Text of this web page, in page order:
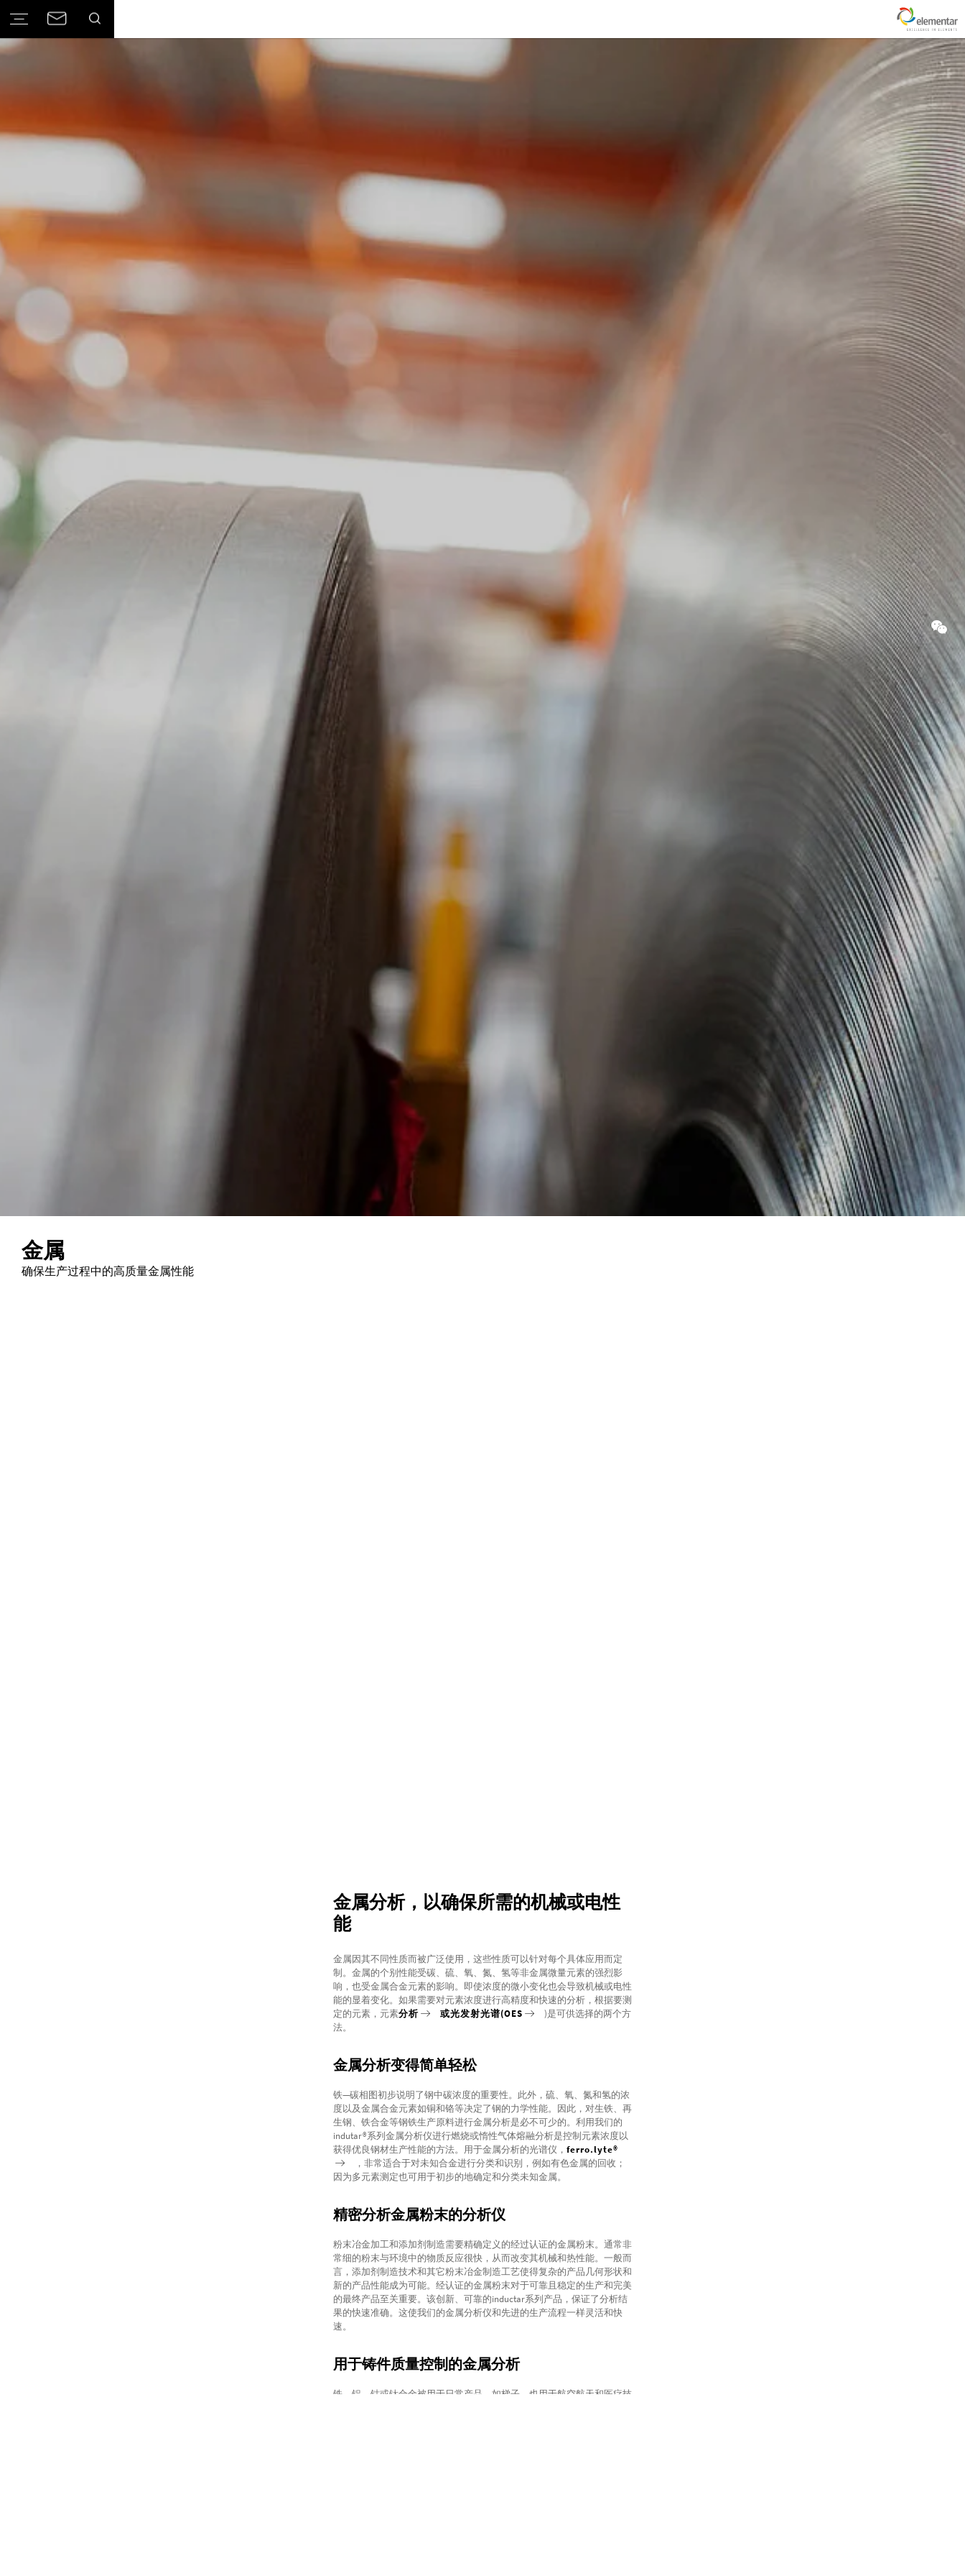
金属
确保生产过程中的高质量金属性能
金属分析，以确保所需的机械或电性
能
金属因其不同性质而被广泛使用，这些性质可以针对每个具体应用而定
制。金属的个别性能受碳、硫、氧、氮、氢等非金属微量元素的强烈影
响，也受金属合金元素的影响。即使浓度的微小变化也会导致机械或电性
能的显着变化。如果需要对元素浓度进行高精度和快速的分析，根据要测
定的元素，元素分析 或光发射光谱(OES
)是可供选择的两个方
法。
金属分析变得简单轻松
铁—碳相图初步说明了钢中碳浓度的重要性。此外，硫、氧、氮和氢的浓
度以及金属合金元素如铜和铬等决定了钢的力学性能。因此，对生铁、再
生钢、铁合金等钢铁生产原料进行金属分析是必不可少的。利用我们的
indutar®系列金属分析仪进行燃烧或惰性气体熔融分析是控制元素浓度以
获得优良钢材生产性能的方法。用于金属分析的光谱仪， ferro.lyte®
，非常适合于对未知合金进行分类和识别，例如有色金属的回收；
因为多元素测定也可用于初步的地确定和分类未知金属。
精密分析金属粉末的分析仪
粉末冶金加工和添加剂制造需要精确定义的经过认证的金属粉末。通常非
常细的粉末与环境中的物质反应很快，从而改变其机械和热性能。一般而
言，添加剂制造技术和其它粉末冶金制造工艺使得复杂的产品几何形状和
新的产品性能成为可能。经认证的金属粉末对于可靠且稳定的生产和完美
的最终产品至关重要。该创新、可靠的inductar系列产品，保证了分析结
果的快速准确。这使我们的金属分析仪和先进的生产流程一样灵活和快
速。
用于铸件质量控制的金属分析
铁、铝、钴或钛合金被用于日常产品，如梯子，也用于航空航天和医疗技